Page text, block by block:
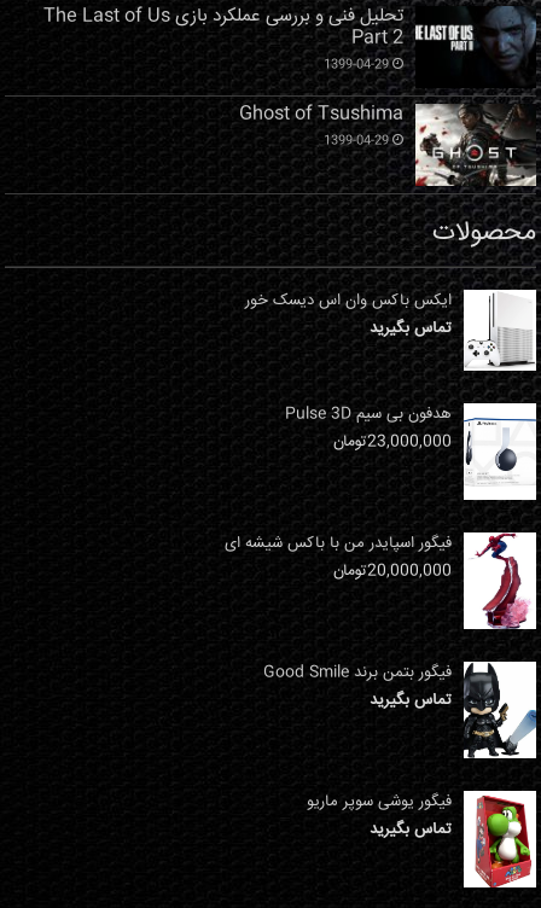
تحلیل فنی و بررسی عملکرد بازی The Last of Us
Part 2
1399-04-29
Ghost of Tsushima
1399-04-29
محصولات
ایکس باکس وان اس دیسک خور
تماس بگیرید
هدفون بی سیم Pulse 3D
23,000,000تومان
فیگور اسپایدر من با باکس شیشه ای
20,000,000تومان
فیگور بتمن برند Good Smile
تماس بگیرید
فیگور یوشی سوپر ماریو
تماس بگیرید